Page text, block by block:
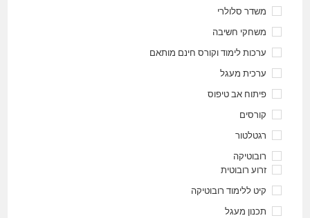
משדר סלולרי
משחקי חשיבה
ערכות לימוד וקורס חינם מותאם
ערכית מעגל
פיתוח אב טיפוס
קורסים
רגטלטור
רובוטיקה
זרוע רובוטית
קיט ללימוד רובוטיקה
תכנון מעגל